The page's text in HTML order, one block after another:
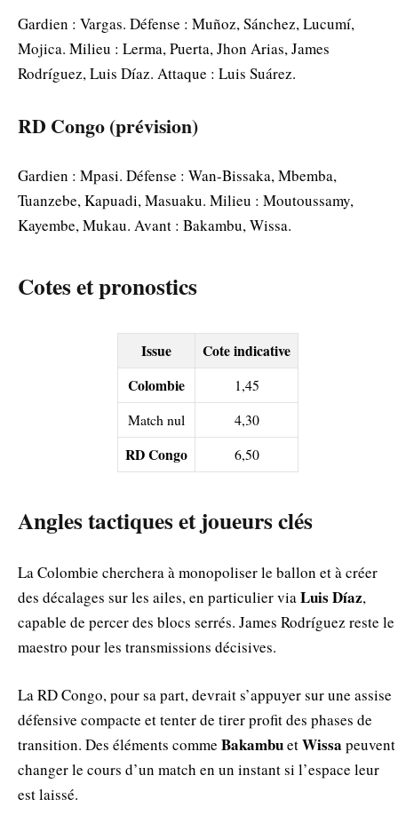
Gardien : Vargas. Défense : Muñoz, Sánchez, Lucumí,
Mojica. Milieu : Lerma, Puerta, Jhon Arias, James
Rodríguez, Luis Díaz. Attaque : Luis Suárez.
RD Congo (prévision)
Gardien : Mpasi. Défense : Wan-Bissaka, Mbemba,
Tuanzebe, Kapuadi, Masuaku. Milieu : Moutoussamy,
Kayembe, Mukau. Avant : Bakambu, Wissa.
Cotes et pronostics
Issue
Cote indicative
Colombie
1,45
Match nul
4,30
RD Congo 6,50
Angles tactiques et joueurs clés
La Colombie cherchera à monopoliser le ballon et à créer
des décalages sur les ailes, en particulier viaLuis Díaz,
capable de percer des blocs serrés. James Rodríguez reste le
maestro pour les transmissions décisives.
La RD Congo, pour sa part, devrait s’appuyer sur une assise
défensive compacte et tenter de tirer profit des phases de
transition. Des éléments comme BakambuetWissa peuvent
changer le cours d’un match en un instant si l’espace leur
est laissé.